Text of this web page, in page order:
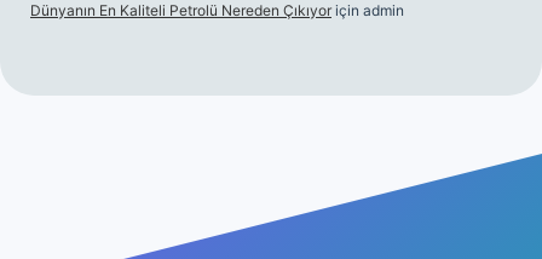
Dünyanın En Kaliteli Petrolü Nereden Çıkıyor için admin